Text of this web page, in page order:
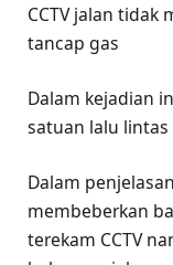
CCTV jalan tidak
tancap gas
Dalam kejadian
satuan lalu
Dalam
membeberkan
terekam CCTV